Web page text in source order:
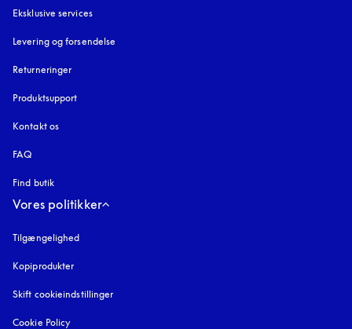
Eksklusive services
Levering og forsendelse
Returneringer
Produktsupport
Kontakt os
FAQ
Find butik
Vores politikker
Tilgængelighed
Kopiprodukter
Skift cookieindstillinger
Cookie Policy